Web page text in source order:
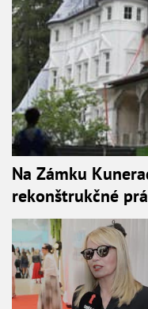
Na Zámku
rekonštrukčné